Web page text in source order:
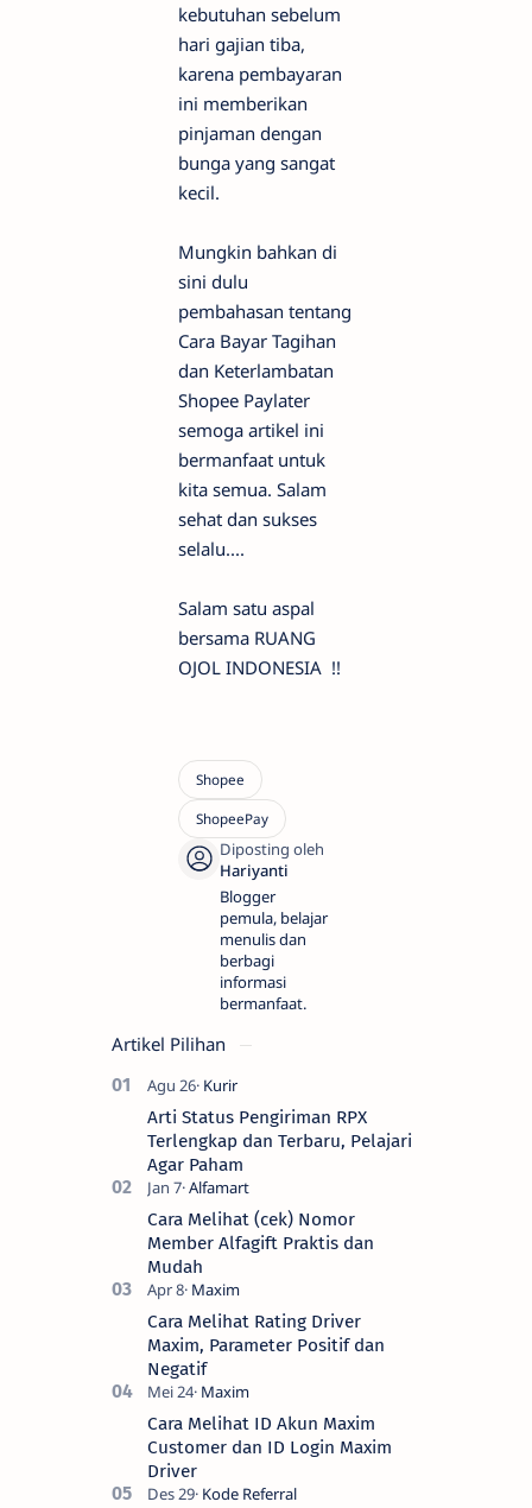
kebutuhan sebelum
hari gajian tiba,
karena pembayaran
ini memberikan
pinjaman dengan
bunga yang sangat
kecil.
Mungkin bahkan di
sini dulu
pembahasan tentang
Cara Bayar Tagihan
dan Keterlambatan
Shopee Paylater
semoga artikel ini
bermanfaat untuk
kita semua. Salam
sehat dan sukses
selalu....
Salam satu aspal
bersama RUANG
OJOL INDONESIA !!
Blogger
pemula, belajar
menulis dan
berbagi
informasi
bermanfaat.
Artikel Pilihan
Arti Status Pengiriman RPX
Terlengkap dan Terbaru, Pelajari
Agar Paham
Cara Melihat (cek) Nomor
Member Alfagift Praktis dan
Mudah
Cara Melihat Rating Driver
Maxim, Parameter Positif dan
Negatif
Cara Melihat ID Akun Maxim
Customer dan ID Login Maxim
Driver